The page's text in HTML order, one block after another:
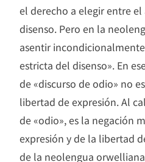
el derecho a elegir entre
disenso. Pero en la
asentir
estricta del disenso». En
de «discurso de odio» no
libertad de expresión. Al
de «odio», es la negación
expresión y de la libertad
de la neolengua